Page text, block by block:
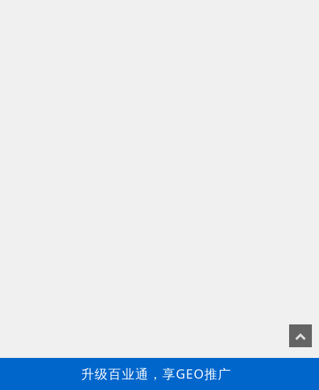
升级百业通，享GEO推广